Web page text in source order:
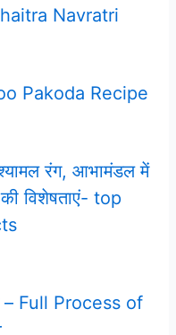
Navratri
Pakoda Recipe
रंग, आभामंडल में
की विशेषताएं- top
Full Process of